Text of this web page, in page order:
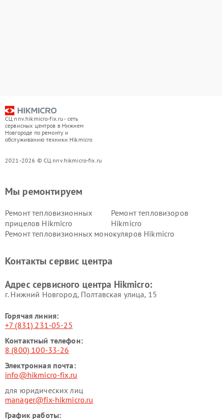
СЦ nnv.hikmicro-fix.ru - сеть
сервисных центров в Нижнем
Новгороде по ремонту и
обслуживанию техники Hikmicro
2021-2026 © СЦ nnv.hikmicro-fix.ru
Мы ремонтируем
Ремонт тепловизионных
прицелов Hikmicro
Ремонт тепловизоров
Hikmicro
Ремонт тепловизионных монокуляров Hikmicro
Контакты сервис центра
Адрес сервисного центра Hikmicro:
г. Нижний Новгород, Полтавская улица, 15
Горячая линия:
+7 (831) 231-05-25
Контактный телефон:
8 (800) 100-33-26
Электронная почта:
info@hikmicro-fix.ru
для юридических лиц
manager@fix-hikmicro.ru
График работы: